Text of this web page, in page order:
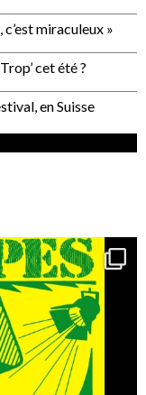
c’est miraculeux »
cet été ?
en Suisse